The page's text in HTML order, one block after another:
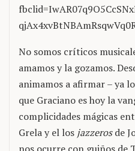
No somos críticos
amamos y la gozamos.
animamos a afirmar – ya
que Graciano es hoy la
complicidades mágicas
Grela y el los jazzerosde